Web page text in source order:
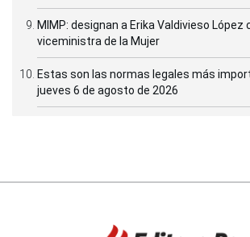
MIMP: designan a Erika Valdivieso López
viceministra de la Mujer
Estas son las normas legales más
jueves 6 de agosto de 2026